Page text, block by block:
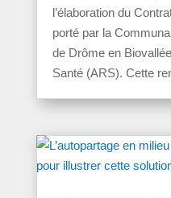
l’élaboration du
porté par la
de Drôme en
Santé (ARS). Cette